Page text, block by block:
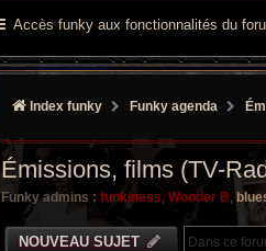
Accès funky aux fonctionnalités du
Index funky Funky agenda
Émissions, films (TV-
Funky admins : funkiness Wonder B
NOUVEAU SUJET